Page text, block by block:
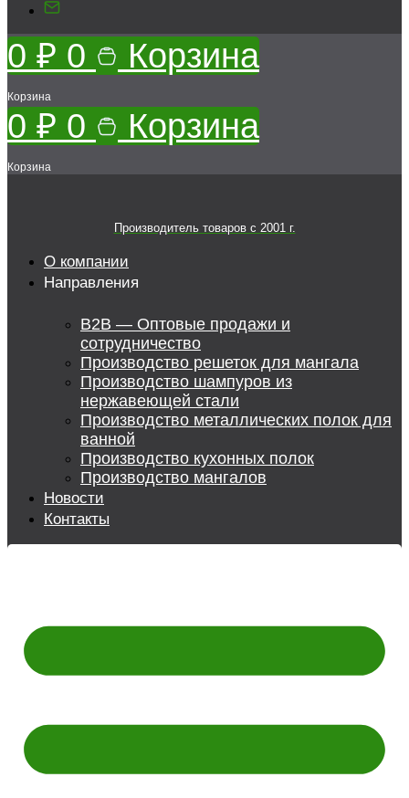
0 ₽ 0 Корзина
Корзина
0 ₽ 0 Корзина
Корзина
Производитель товаров c 2001 г.
О компании
Направления
B2B — Оптовые продажи и
сотрудничество
Производство решеток для мангала
Производство шампуров из
нержавеющей стали
Производство металлических полок для
ванной
Производство кухонных полок
Производство мангалов
Новости
Контакты